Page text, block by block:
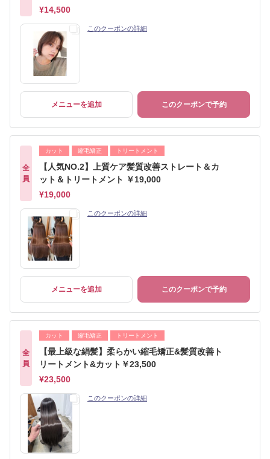
¥14,500
このクーポンの詳細
メニューを追加 このクーポンで予約
全
員
カット 縮毛矯正 トリートメント
【人気NO.2】上質ケア髪質改善ストレート＆カ
ット＆トリートメント ￥19,000
¥19,000
このクーポンの詳細
メニューを追加 このクーポンで予約
全
員
カット 縮毛矯正 トリートメント
【最上級な絹髪】柔らかい縮毛矯正&髪質改善ト
リートメント&カット￥23,500
¥23,500
このクーポンの詳細